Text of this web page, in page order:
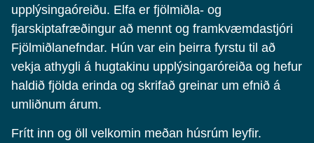
upplýsingaóreiðu. Elfa er fjölmiðla- og
fjarskiptafræðingur að mennt og framkvæmdastjóri
Fjölmiðlanefndar. Hún var ein þeirra fyrstu til að
vekja athygli á hugtakinu upplýsingaróreiða og hefur
haldið fjölda erinda og skrifað greinar um efnið á
umliðnum árum.
Frítt inn og öll velkomin meðan húsrúm leyfir.